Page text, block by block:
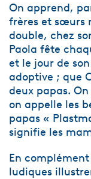
On apprend,
frères et sœurs
double, chez
Paola fête
et le jour de
adoptive ; que
deux papas.
on appelle les
papas «
signifie les
En
ludiques